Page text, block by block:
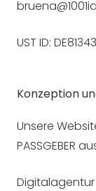
UST ID:
Konzeption
Unsere
PASSGEBER
Digitalagentur